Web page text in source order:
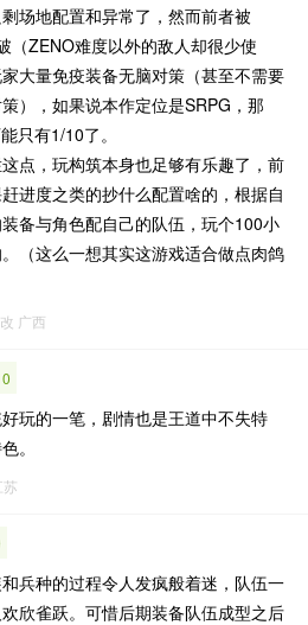
场地配置和异常了，然而前者被
（ZENO难度以外的敌人却很少使
大量免疫装备无脑对策（甚至不需要
），如果说本作定位是SRPG，那
只有1/10了。
点，玩构筑本身也足够有乐趣了，前
进度之类的抄什么配置啥的，根据自
备与角色配自己的队伍，玩个100小
（这么一想其实这游戏适合做点肉鸽
广西
玩的一笔，剧情也是王道中不失特
。
兵种的过程令人发疯般着迷，队伍一
欣雀跃。可惜后期装备队伍成型之后